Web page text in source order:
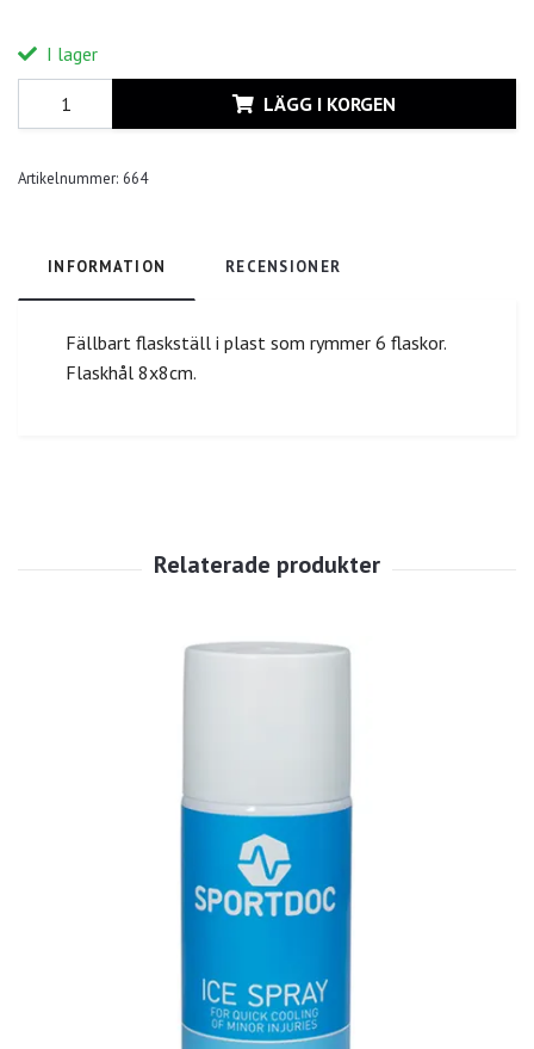
I lager
LÄGG I KORGEN
Artikelnummer: 664
INFORMATION RECENSIONER
Fällbart flaskställ i plast som rymmer 6 flaskor.
Flaskhål 8x8cm.